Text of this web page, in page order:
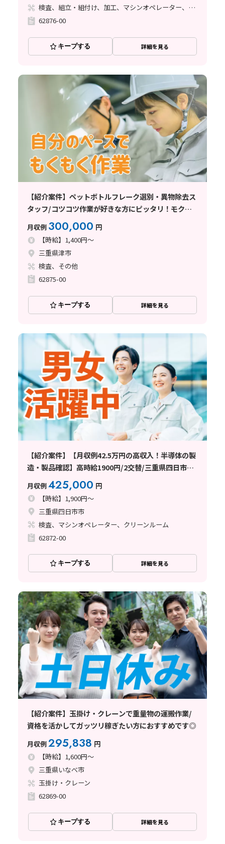
検査、組立・組付け、加工、マシンオペレーター、クリーンルーム
62876-00
キープする 詳細を見る
【紹介案件】ペットボトルフレーク選別・異物除去ス
タッフ/コツコツ作業が好きな方にピッタリ！モクモ
ク集中できる環境です♪
月収例 300,000 円
【時給】1,400円～
三重県津市
検査、その他
62875-00
キープする 詳細を見る
【紹介案件】【月収例42.5万円の高収入！半導体の製
造・製品確認】高時給1900円/2交替/三重県四日市市
山之一色町/4勤2休のシフト制/即入寮OKの寮完備/研
修期間あり/クリーンルーム/男女活躍
月収例425,000 円
【時給】1,900円～
三重県四日市市
検査、マシンオペレーター、クリーンルーム
62872-00
キープする 詳細を見る
【紹介案件】玉掛け・クレーンで重量物の運搬作業/
資格を活かしてガッツリ稼ぎたい方におすすめです◎
月収例295,838 円
【時給】1,600円～
三重県いなべ市
玉掛け・クレーン
62869-00
キープする 詳細を見る